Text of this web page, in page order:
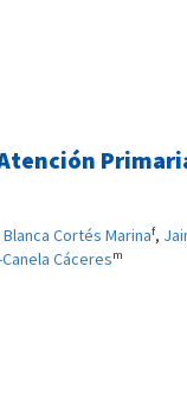
Blanca Cortés Marinaf,
Cáceresm